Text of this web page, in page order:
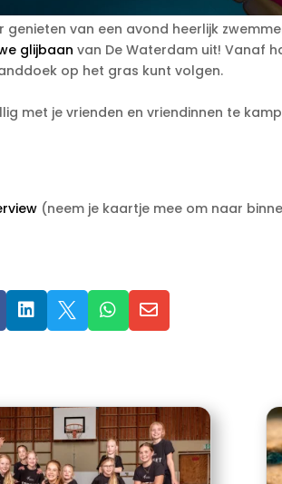
van een avond heerlijk
glijbaan van De Waterdam uit! Vanaf
op het gras kunt volgen.
met je vrienden en vriendinnen te
(neem je kaartje mee om naar
   